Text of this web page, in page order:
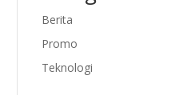
Berita
Promo
Teknologi